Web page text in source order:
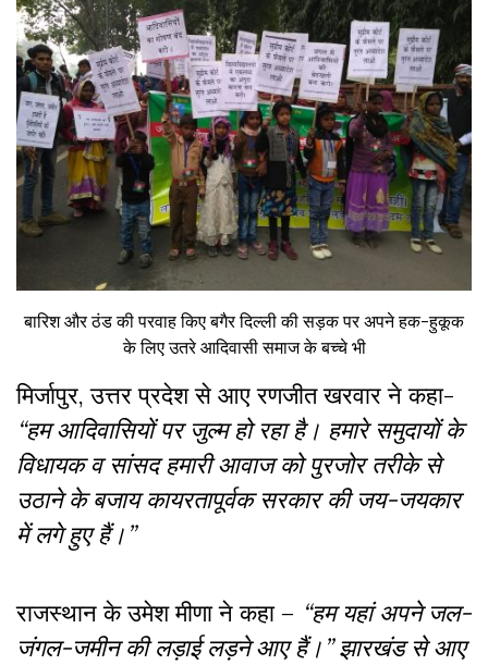
बारिश और ठंड की परवाह किए बगैर दिल्ली की सड़क पर अपने हक-हुकूक
के लिए उतरे आदिवासी समाज के बच्चे भी
मिर्जापुर, उत्तर प्रदेश से आए रणजीत खरवार ने कहा-
“हम आदिवासियों पर जुल्म हो रहा है। हमारे समुदायों के
विधायक व सांसद हमारी आवाज को पुरजोर तरीके से
उठाने के बजाय कायरतापूर्वक सरकार की जय-जयकार
में लगे हुए हैं।”
राजस्थान के उमेश मीणा ने कहा – “हम यहां अपने जल-
जंगल-जमीन की लड़ाई लड़ने आए हैं।” झारखंड से आए